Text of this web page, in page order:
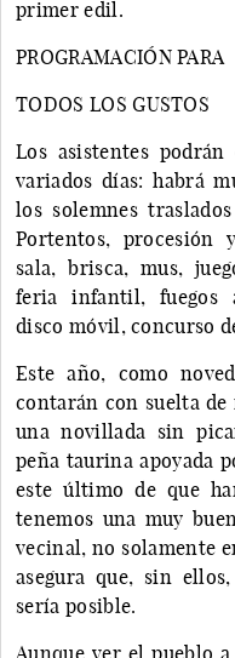
primer edil.
PROGRAMACIÓN PARA
TODOS LOS GUSTOS
Los asistentes
variados días: habrá
los solemnes
Portentos, procesión
sala, brisca, mus,
feria infantil, fuegos
disco móvil, concurso
Este año, como
contarán con suelta de
una novillada sin
peña taurina apoyada
este último de que
tenemos una muy
vecinal, no solamente
asegura que, sin
sería posible.
Aunque ver el pueblo